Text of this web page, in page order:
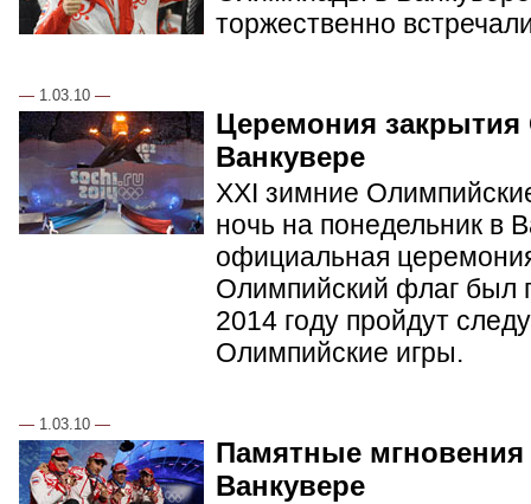
торжественно
— 1.03.10 —
Церемония
Ванкувере
XXI зимние
ночь на понедельник в
официальная
Олимпийский флаг был
2014 году пройдут
Олимпийские игры.
— 1.03.10 —
Памятные
Ванкувере